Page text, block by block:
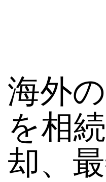
プ
移
民・
ビ
手
続
海外
を相
却、